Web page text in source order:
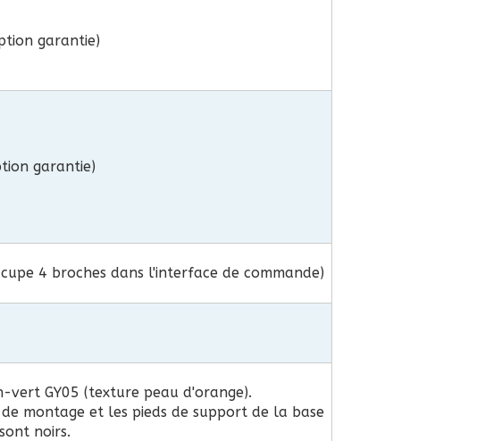
garantie)
garantie)
4 broches dans l'interface de commande)
vert GY05 (texture peau d'orange).
montage et les pieds de support de la base
noirs.